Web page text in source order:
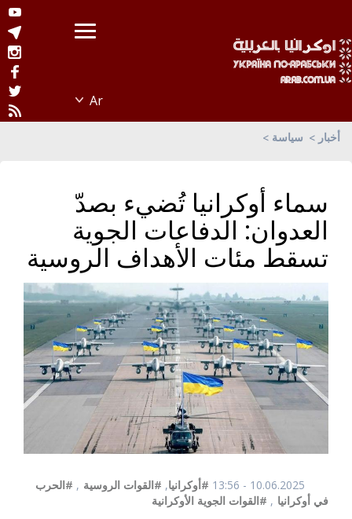
أخبار سياسة
سماء أوكرانيا تُضيء بصدّ
العدوان: الدفاعات الجوية
تسقط مئات الأهداف الروسية
10.06.2025 - 13:56 #أوكرانيا, #القوات الروسية , #الحرب
في أوكرانيا , #القوات الجوية الأوكرانية